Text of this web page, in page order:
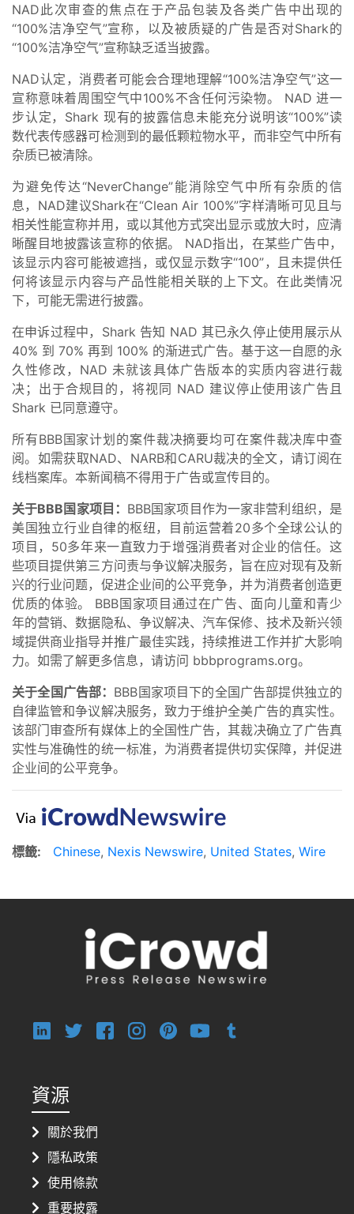
NAD此次审查的焦点在于产品包装及各类广告中出现的
“100%洁净空气”宣称，以及被质疑的广告是否对Shark的
“100%洁净空气”宣称缺乏适当披露。
NAD认定，消费者可能会合理地理解“100%洁净空气”这一
宣称意味着周围空气中100%不含任何污染物。 NAD 进一
步认定，Shark 现有的披露信息未能充分说明该“100%”读
数代表传感器可检测到的最低颗粒物水平，而非空气中所有
杂质已被清除。
为避免传达“NeverChange”能消除空气中所有杂质的信
息，NAD建议Shark在“Clean Air 100%”字样清晰可见且与
相关性能宣称并用，或以其他方式突出显示或放大时，应清
晰醒目地披露该宣称的依据。 NAD指出，在某些广告中，
该显示内容可能被遮挡，或仅显示数字“100”，且未提供任
何将该显示内容与产品性能相关联的上下文。在此类情况
下，可能无需进行披露。
在申诉过程中，Shark 告知 NAD 其已永久停止使用展示从
40% 到 70% 再到 100% 的渐进式广告。基于这一自愿的永
久性修改，NAD 未就该具体广告版本的实质内容进行裁
决；出于合规目的，将视同 NAD 建议停止使用该广告且
Shark 已同意遵守。
所有BBB国家计划的案件裁决摘要均可在案件裁决库中查
阅。如需获取NAD、NARB和CARU裁决的全文，请订阅在
线档案库。本新闻稿不得用于广告或宣传目的。
关于BBB国家项目： BBB国家项目作为一家非营利组织，是
美国独立行业自律的枢纽，目前运营着20多个全球公认的
项目，50多年来一直致力于增强消费者对企业的信任。这
些项目提供第三方问责与争议解决服务，旨在应对现有及新
兴的行业问题，促进企业间的公平竞争，并为消费者创造更
优质的体验。 BBB国家项目通过在广告、面向儿童和青少
年的营销、数据隐私、争议解决、汽车保修、技术及新兴领
域提供商业指导并推广最佳实践，持续推进工作并扩大影响
力。如需了解更多信息，请访问 bbbprograms.org。
关于全国广告部： BBB国家项目下的全国广告部提供独立的
自律监管和争议解决服务，致力于维护全美广告的真实性。
该部门审查所有媒体上的全国性广告，其裁决确立了广告真
实性与准确性的统一标准，为消费者提供切实保障，并促进
企业间的公平竞争。
標籤: Chinese, Nexis Newswire, United States, Wire
資源
關於我們
隱私政策
使用條款
重要披露